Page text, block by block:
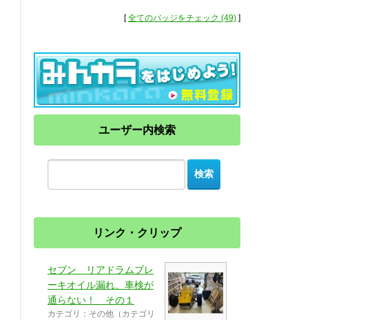
[全てのバッジをチェック (49) ]
ユーザー内検索
リンク・クリップ
セブン リアドラムブレ
ーキオイル漏れ、車検が
通らない！ その１
カテゴリ：その他（カテゴリ